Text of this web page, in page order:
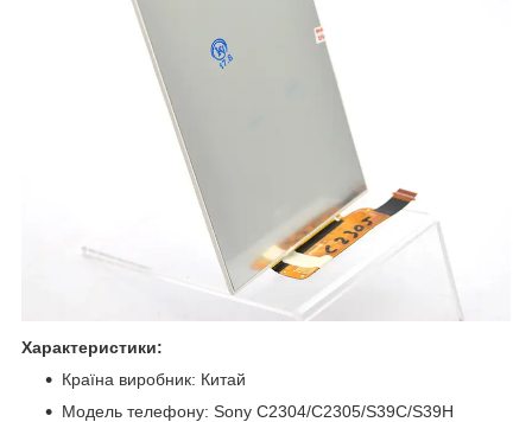
Характеристики:
Країна виробник: Китай
Модель телефону: Sony C2304/C2305/S39C/S39H